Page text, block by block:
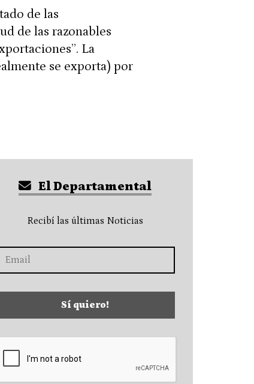
de las
de las razonables
La
se exporta) por
El Departamental
Recibí las últimas Noticias
Sí quiero!